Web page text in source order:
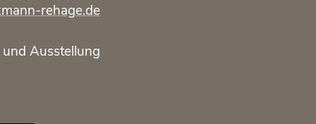
rehage.de
Ausstellung